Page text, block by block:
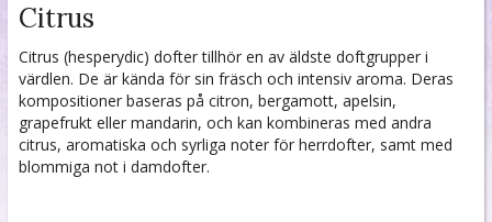
Citrus
Citrus (hesperydic) dofter tillhör en av äldste doftgrupper i
värdlen. De är kända för sin fräsch och intensiv aroma. Deras
kompositioner baseras på citron, bergamott, apelsin,
grapefrukt eller mandarin, och kan kombineras med andra
citrus, aromatiska och syrliga noter för herrdofter, samt med
blommiga not i damdofter.